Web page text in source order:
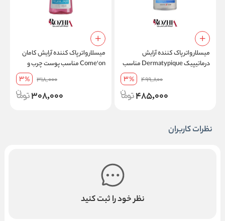
میسلار واتر پاک کننده آرایش
درماتیپیک Dermatypique مناسب
پوست نرمال تا خشک آبرسان قوی
499,800
3%
485,000
میسلار واتر پاک کننده آرایش کامان
Come'on مناسب پوست چرب و
مستعد جوش کنترل کننده چربی
318,000
3%
308,000
نظرات کاربران
نظر خود را ثبت کنید